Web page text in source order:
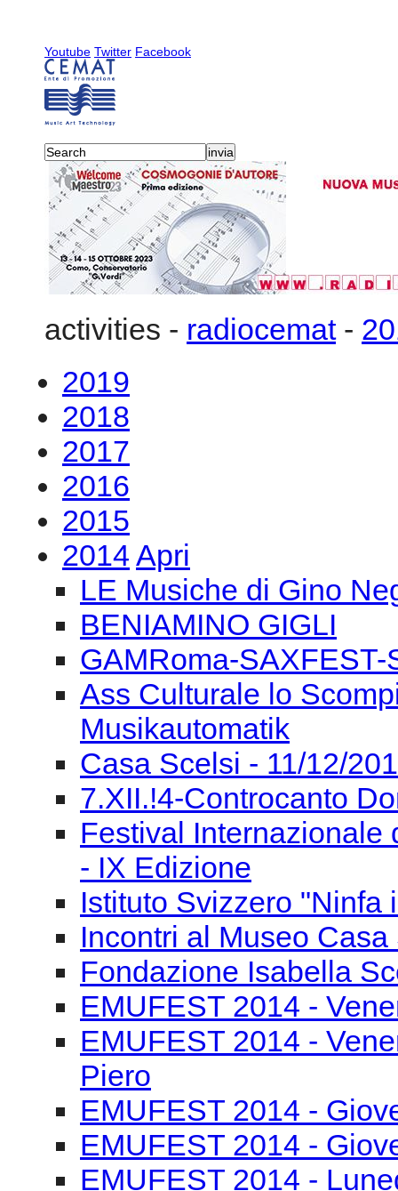
Youtube Twitter Facebook
activities - radiocemat-
2019
2018
2017
2016
2015
2014 Apri
LE Musiche di Gino
BENIAMINO GIGLI
GAMRoma-SAXFEST-
Ass Culturale lo
Musikautomatik
Casa Scelsi - 11/12/
7.XII.!4-Controcanto
Festival Internazionale
- IX Edizione
Istituto Svizzero "Ninfa
Incontri al Museo
Fondazione Isabella
EMUFEST 2014 -
EMUFEST 2014 -
Piero
EMUFEST 2014 -
EMUFEST 2014 -
EMUFEST 2014 -